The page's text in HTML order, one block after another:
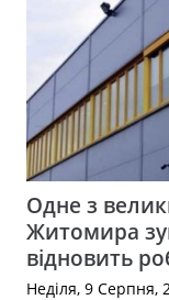
Одне з
Житомира
відновить
Неділя, 9 Серпня,